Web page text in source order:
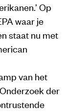
Op
waar je
staat nu met
van het
der